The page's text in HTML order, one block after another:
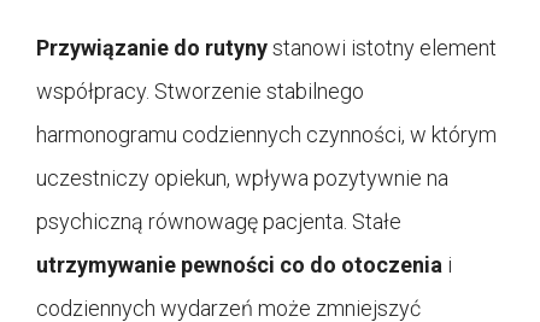
Przywiązanie do rutynystanowi istotny element
współpracy. Stworzenie stabilnego
harmonogramu codziennych czynności, w którym
uczestniczy opiekun, wpływa pozytywnie na
psychiczną równowagę pacjenta. Stałe
utrzymywanie pewności co do otoczenia i
codziennych wydarzeń może zmniejszyć